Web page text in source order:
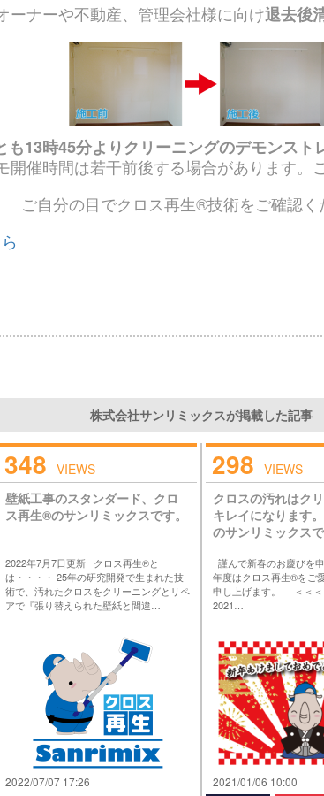
ーナーや不動産、管理会社様に向け退去後
も13時45分よりクリーニングのデモンスト
開催時間は若干前後する場合があります。
ご自分の目でクロス再生®技術をご確認く
株式会社サンリミックスが掲載した記事
348 VIEWS
壁紙工事のスタンダード、クロ
ス再生®のサンリミックスです。
2022年7月7日更新 クロス再生®と
は・・・・ 25年の研究開発で生まれた技
術で、汚れたクロスをクリーニングとリペ
アで『張り替えられた壁紙と間違…
2022/07/07 17:26
298 VIEWS
クロスの汚れはク
キレイになります
のサンリミックスで
謹んで新春のお慶びを
年度はクロス再生®をご
申し上げます。 ＜＜
2021…
2021/01/06 10:00